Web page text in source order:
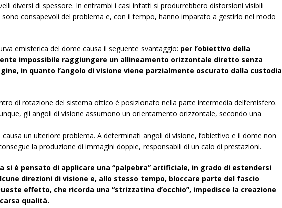
diversi di spessore. In entrambi i casi infatti si produrrebbero distorsioni visibili
sono consapevoli del problema e, con il tempo, hanno imparato a gestirlo nel modo
emisferica del dome causa il seguente svantaggio: per l’obiettivo della
impossibile raggiungere un allineamento orizzontale diretto senza
in quanto l’angolo di visione viene parzialmente oscurato dalla custodia
di rotazione del sistema ottico è posizionato nella parte intermedia dell’emisfero.
gli angoli di visione assumono un orientamento orizzontale, secondo una
un ulteriore problema. A determinati angoli di visione, l’obiettivo e il dome non
la produzione di immagini doppie, responsabili di un calo di prestazioni.
si è pensato di applicare una “palpebra” artificiale, in grado di estendersi
direzioni di visione e, allo stesso tempo, bloccare parte del fascio
effetto, che ricorda una “strizzatina d’occhio”, impedisce la creazione
qualità.